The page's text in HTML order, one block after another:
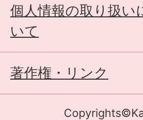
個人情報の取り扱い
いて
著作権・リンク